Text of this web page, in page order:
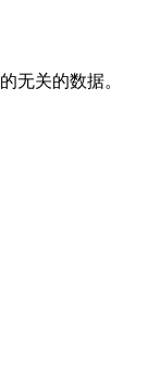
无关的数据。